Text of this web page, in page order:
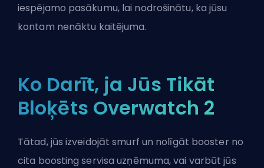
iespējamo pasākumu, lai nodrošinātu, ka jūsu
kontam nenāktu kaitējuma.
Ko Darīt, ja Jūs Tikāt
Bloķēts Overwatch 2
Tātad, jūs izveidojāt smurf un nolīgāt booster no
cita boosting servisa uzņēmuma, vai varbūt jūs